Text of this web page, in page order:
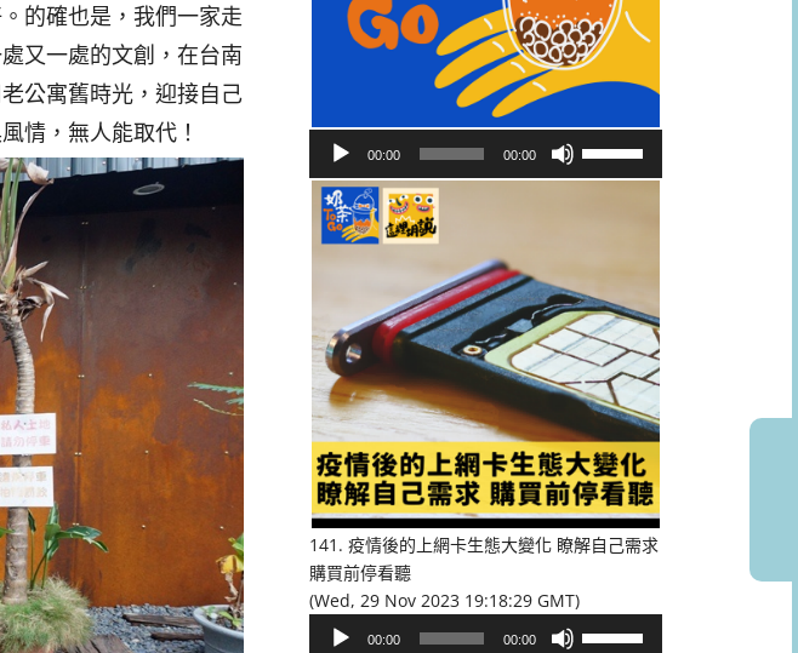
的確也是，我們一家走
又一處的文創，在台南
公寓舊時光，迎接自己
情，無人能取代！
播
放
00:00 00:00
鍵
以
提
高
或
降
低
音
量。
141. 疫情後的上網卡生態大變化 瞭解自己需求
購買前停看聽
(Wed, 29 Nov 2023 19:18:29 GMT)
00:00 00:00